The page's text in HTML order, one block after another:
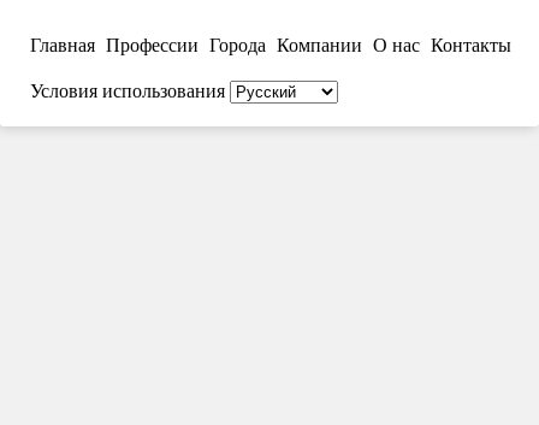
Главная Профессии Города Компании О нас Контакты
Условия использования